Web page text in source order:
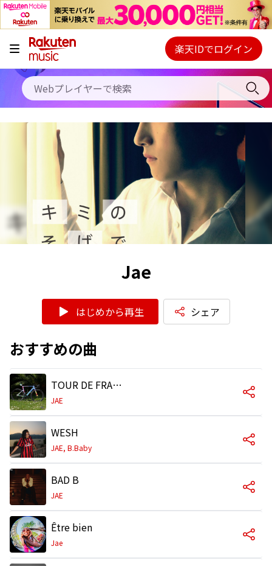
キャンペーン
料金プラン
使い方
初回30日間無料お試し
Webプレイヤー
ご契約内容の確認・変更
楽天IDでログイン
Jae
はじめから再生 シェア
おすすめの曲
TOUR DE FRANCE
JAE
WESH
JAE, B.Baby
BAD B
JAE
Être bien
Jae